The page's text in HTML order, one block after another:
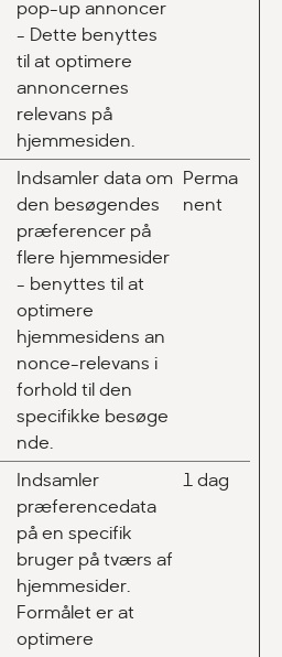
pop-up annoncer
- Dette benyttes
til at optimere
annoncernes
relevans på
hjemmesiden.
Indsamler data om
den besøgendes
præferencer på
flere hjemmesider
- benyttes til at
optimere
hjemmesidens an
nonce-relevans i
forhold til den
specifikke besøge
nde.
Perma
nent
Indsamler
præferencedata
på en specifik
bruger på tværs af
hjemmesider.
Formålet er at
optimere
1 dag